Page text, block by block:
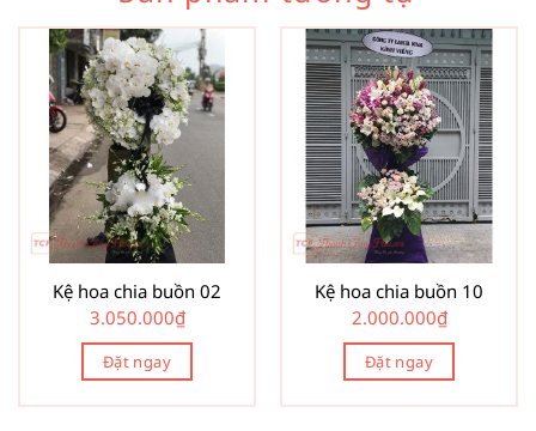
Kệ hoa chia buồn 02
3.050.000₫
Đặt ngay
Kệ hoa chia buồn 10
2.000.000₫
Đặt ngay